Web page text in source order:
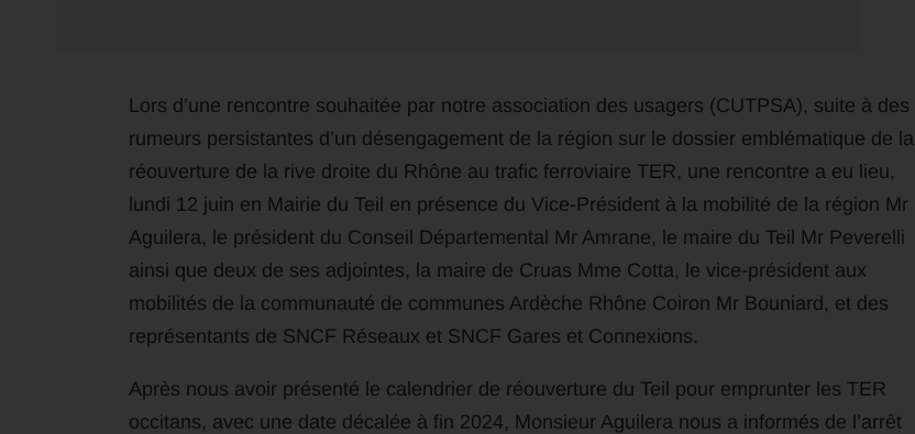
Lors d’une rencontre souhaitée par notre association des usagers (CUTPSA), suite à des
rumeurs persistantes d’un désengagement de la région sur le dossier emblématique de la
réouverture de la rive droite du Rhône au trafic ferroviaire TER, une rencontre a eu lieu,
lundi 12 juin en Mairie du Teil en présence du Vice-Président à la mobilité de la région Mr
Aguilera, le président du Conseil Départemental Mr Amrane, le maire du Teil Mr Peverelli
ainsi que deux de ses adjointes, la maire de Cruas Mme Cotta, le vice-président aux
mobilités de la communauté de communes Ardèche Rhône Coiron Mr Bouniard, et des
représentants de SNCF Réseaux et SNCF Gares et Connexions.
Après nous avoir présenté le calendrier de réouverture du Teil pour emprunter les TER
occitans, avec une date décalée à fin 2024, Monsieur Aguilera nous a informés de l’arrêt